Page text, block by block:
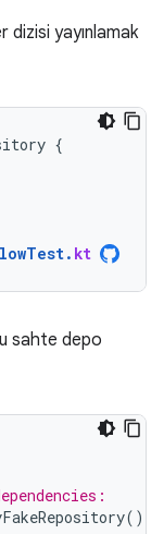
dizisi yayınlamak
{
. kt
sahte depo
())